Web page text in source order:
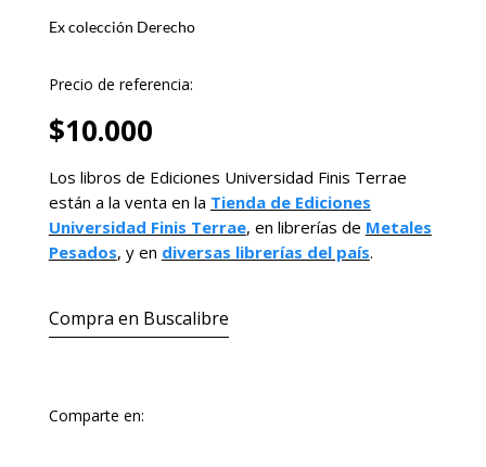
Ex colección Derecho
Precio de referencia:
$10.000
Los libros de Ediciones Universidad Finis Terrae
están a la venta en la Tienda de Ediciones
Universidad Finis Terrae, en librerías de Metales
Pesados, y en diversas librerías del país.
Compra en Buscalibre
Comparte en: